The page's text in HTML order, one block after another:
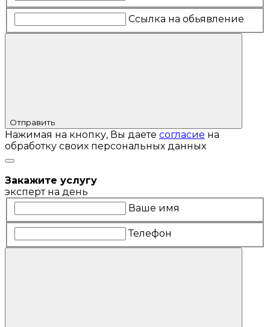
Ссылка на обьявление
Отправить
Нажимая на кнопку, Вы даете согласие на
обработку своих персональных данных
Закажите услугу
эксперт на день
Ваше имя
Телефон